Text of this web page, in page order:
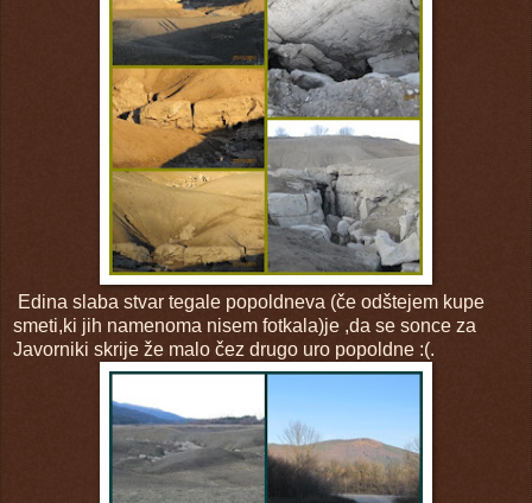
Edina slaba stvar tegale popoldneva (če odštejem kupe
smeti,ki jih namenoma nisem fotkala)je ,da se sonce za
Javorniki skrije že malo čez drugo uro popoldne :(.